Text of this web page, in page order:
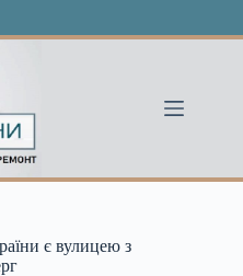
є вулицею з